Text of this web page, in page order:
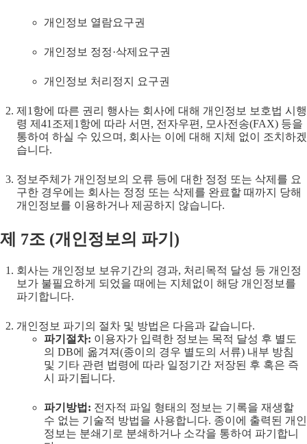
개인정보 열람요구권
개인정보 정정·삭제요구권
개인정보 처리정지 요구권
제1항에 따른 권리 행사는 회사에 대해 개인정보 보호법 시행
령 제41조제1항에 따라 서면, 전자우편, 모사전송(FAX) 등을
통하여 하실 수 있으며, 회사는 이에 대해 지체 없이 조치하겠
습니다.
정보주체가 개인정보의 오류 등에 대한 정정 또는 삭제를 요
구한 경우에는 회사는 정정 또는 삭제를 완료할 때까지 당해
개인정보를 이용하거나 제공하지 않습니다.
제 7조 (개인정보의 파기 )
회사는 개인정보 보유기간의 경과, 처리목적 달성 등 개인정
보가 불필요하게 되었을 때에는 지체없이 해당 개인정보를
파기합니다.
개인정보 파기의 절차 및 방법은 다음과 같습니다.
파기절차: 이용자가 입력한 정보는 목적 달성 후 별도
의 DB에 옮겨져(종이의 경우 별도의 서류) 내부 방침
및 기타 관련 법령에 따라 일정기간 저장된 후 혹은 즉
시 파기됩니다.
파기방법: 전자적 파일 형태의 정보는 기록을 재생할
수 없는 기술적 방법을 사용합니다. 종이에 출력된 개인
정보는 분쇄기로 분쇄하거나 소각을 통하여 파기합니